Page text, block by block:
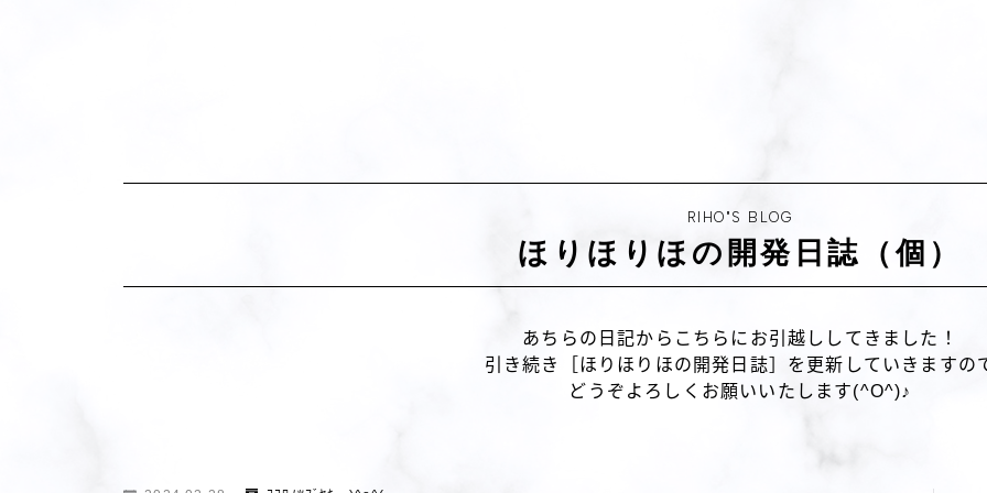
RIHO"S BLOG
ほりほりほの開発日誌（個）
あちらの日記からこちらにお引越ししてきました！
引き続き［ほりほりほの開発日誌］を更新していきますの
どうぞよろしくお願いいたします(^O^)♪